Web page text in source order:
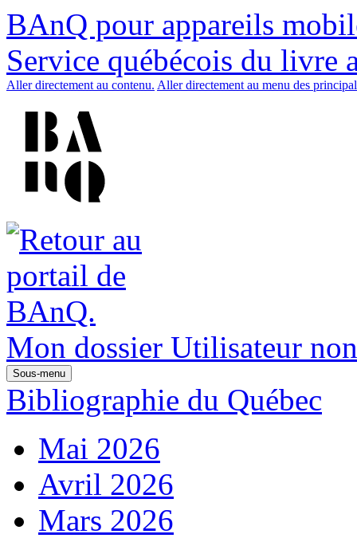
BAnQ pour appareils
Service québécois du livre
Aller directement au contenu. Aller directement au menu des
Mon dossier Utilisateur
Sous-menu
Bibliographie du Québec
Mai 2026
Avril 2026
Mars 2026